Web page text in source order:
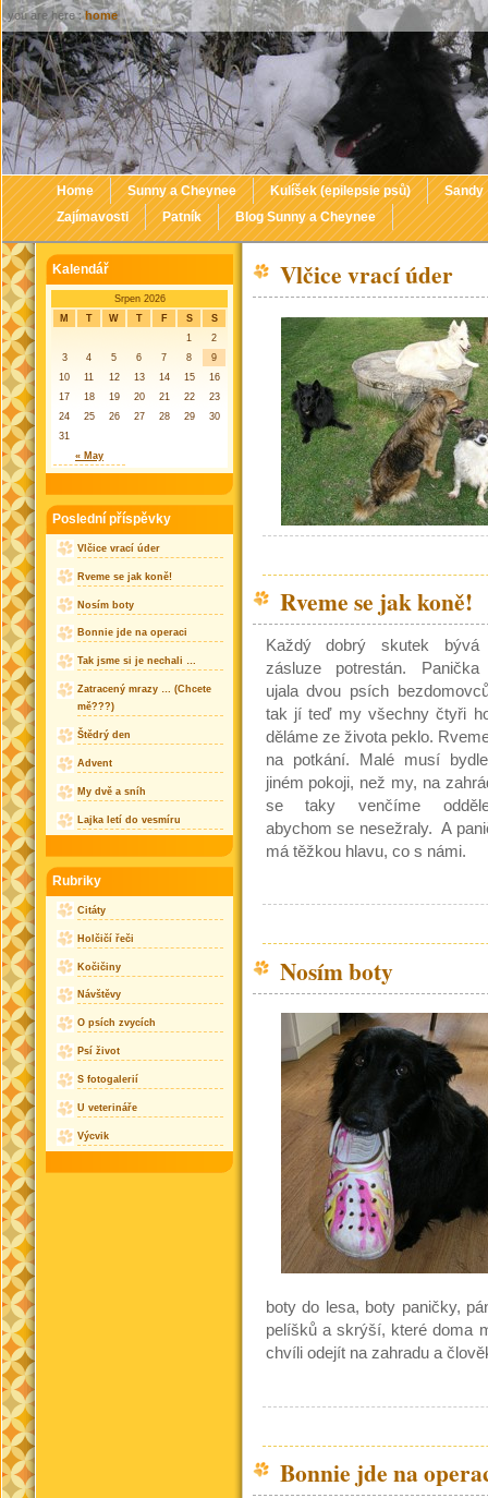
Home Sunny a Cheynee Kulíšek (epilepsie psů)
Sandy
Zajímavosti
Patník Blog Sunny a Cheynee
Vlčice vrací úder
Rveme se jak koně!
Každý dobrý skutek bývá
zásluze potrestán.
ujala dvou psích
tak jí teď my všechny čtyři
děláme ze života peklo.
na potkání. Malé musí
jiném pokoji, než my, na
se taky venčíme
abychom se nesežraly. A
má těžkou hlavu, co s námi.
Nosím boty
boty do lesa, boty paničky,
pelíšků a skrýší, které doma
chvíli odejít na zahradu a
Bonnie jde na
Kalendář
Srpen 2026
M
T W T F S S
« May
1
2
3
4 5 6 7 8
9
10
11 12 13 14 15
16
17
18 19 20 21 22
23
24
25 26 27 28 29
30
31
Poslední příspěvky
Vlčice vrací úder
Rveme se jak koně!
Nosím boty
Bonnie jde na operaci
Tak jsme si je nechali …
Zatracený mrazy … (Chcete
mě???)
Štědrý den
Advent
My dvě a sníh
Lajka letí do vesmíru
Rubriky
Citáty
Holčičí řeči
Kočičiny
Návštěvy
O psích zvycích
Psí život
S fotogalerií
U veterináře
Výcvik
you are here :home